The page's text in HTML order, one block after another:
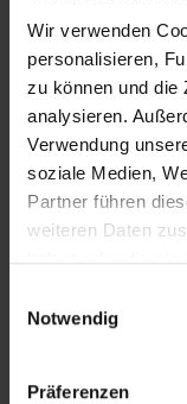
Wir verwenden
personalisieren,
zu können und die
analysieren.
Verwendung
soziale Medien,
Partner führen
weiteren Daten
haben oder die sie
Einwilligung
Notwendig
Präferenzen
Die mit *
Schritt